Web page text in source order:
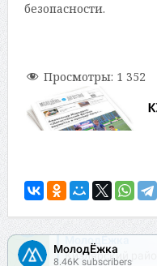
безопасности.
Просмотры: 1 352